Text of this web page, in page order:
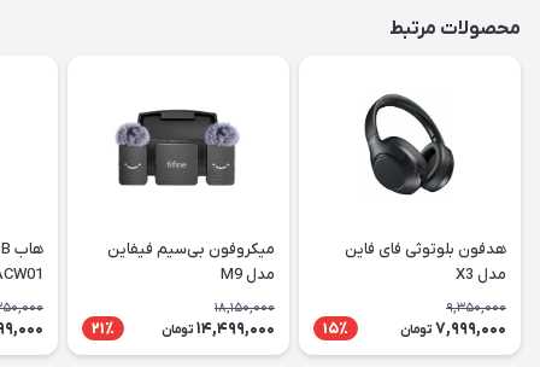
محصولات مرتبط
هدفون بلوتوثی فای فاین
مدل X3
9,350,000
7,999,000 تومان 15٪
میکروفون بی‌سیم فیفاین
مدل M9
18,150,000
14,499,000 تومان 21٪